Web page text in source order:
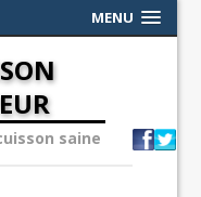
MENU
saine